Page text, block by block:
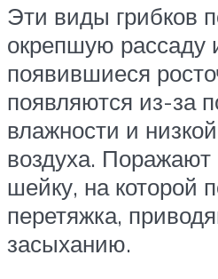
Эти виды грибков
окрепшую рассаду
появившиеся
появляются из-за
влажности и
воздуха. Поражают
шейку, на которой
перетяжка,
засыханию.